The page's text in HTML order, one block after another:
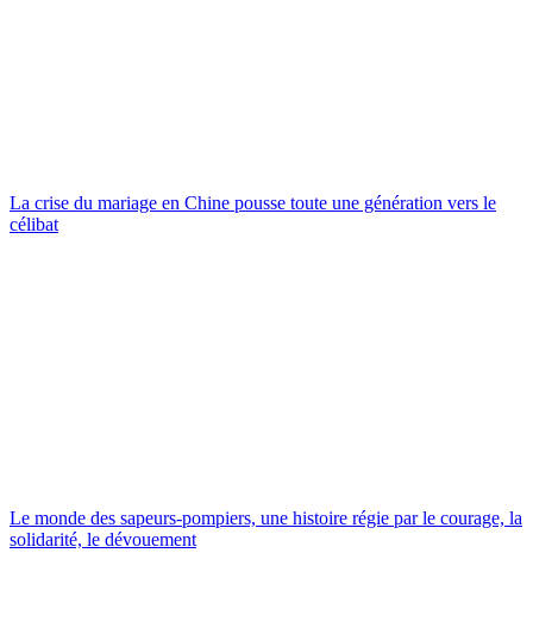
La crise du mariage en Chine pousse toute une génération vers le
célibat
Le monde des sapeurs-pompiers, une histoire régie par le courage, la
solidarité, le dévouement